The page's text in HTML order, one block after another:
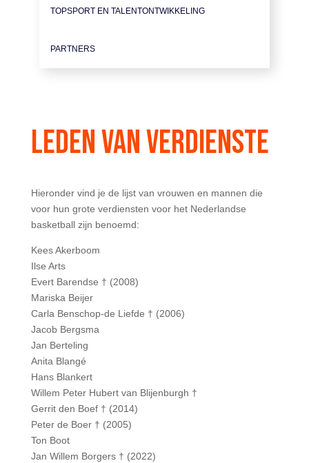
TOPSPORT EN TALENTONTWIKKELING
PARTNERS
LEDEN VAN VERDIENSTE
Hieronder vind je de lijst van vrouwen en mannen die
voor hun grote verdiensten voor het Nederlandse
basketball zijn benoemd:
Kees Akerboom
Ilse Arts
Evert Barendse † (2008)
Mariska Beijer
Carla Benschop-de Liefde † (2006)
Jacob Bergsma
Jan Berteling
Anita Blangé
Hans Blankert
Willem Peter Hubert van Blijenburgh †
Gerrit den Boef † (2014)
Peter de Boer † (2005)
Ton Boot
Jan Willem Borgers † (2022)